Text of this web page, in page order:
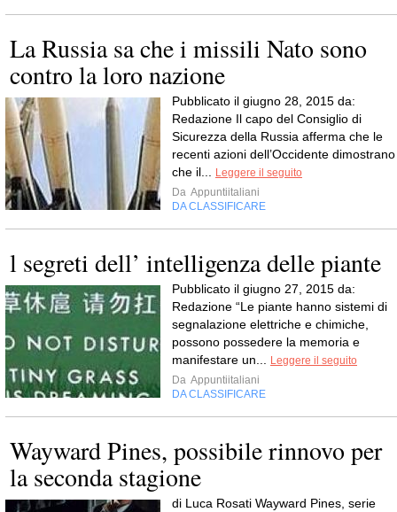
La Russia sa che i missili Nato sono
contro la loro nazione
Pubblicato il giugno 28, 2015 da:
Redazione Il capo del Consiglio di
Sicurezza della Russia afferma che le
recenti azioni dell’Occidente dimostrano
che il...
Leggere il seguito
Da Appuntiitaliani
DA CLASSIFICARE
l segreti dell’ intelligenza delle piante
Pubblicato il giugno 27, 2015 da:
Redazione “Le piante hanno sistemi di
segnalazione elettriche e chimiche,
possono possedere la memoria e
manifestare un...
Leggere il seguito
Da Appuntiitaliani
DA CLASSIFICARE
Wayward Pines, possibile rinnovo per
la seconda stagione
di Luca Rosati Wayward Pines, serie